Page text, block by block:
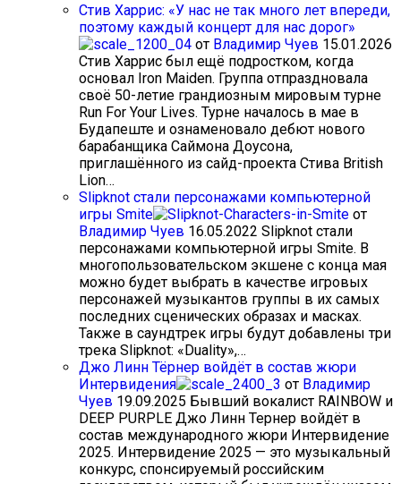
Стив Харрис: «У нас не так много лет впереди,
поэтому каждый концерт для нас дорог»
от Владимир Чуев 15.01.2026
Стив Харрис был ещё подростком, когда
основал Iron Maiden. Группа отпраздновала
своё 50-летие грандиозным мировым турне
Run For Your Lives. Турне началось в мае в
Будапеште и ознаменовало дебют нового
барабанщика Саймона Доусона,
приглашённого из сайд-проекта Стива British
Lion…
Slipknot стали персонажами компьютерной
игры Smite
от
Владимир Чуев 16.05.2022 Slipknot стали
персонажами компьютерной игры Smite. В
многопользовательском экшене с конца мая
можно будет выбрать в качестве игровых
персонажей музыкантов группы в их самых
последних сценических образах и масках.
Также в саундтрек игры будут добавлены три
трека Slipknot: «Duality»,…
Джо Линн Тёрнер войдёт в состав жюри
Интервидения
от Владимир
Чуев 19.09.2025 Бывший вокалист RAINBOW и
DEEP PURPLE Джо Линн Тернер войдёт в
состав международного жюри Интервидение
2025. Интервидение 2025 — это музыкальный
конкурс, спонсируемый российским